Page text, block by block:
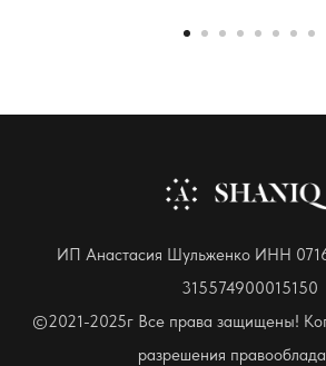
ИП Анастасия Шульженко ИНН
315574900015150
©2021-2025г Все права защищены!
разрешения